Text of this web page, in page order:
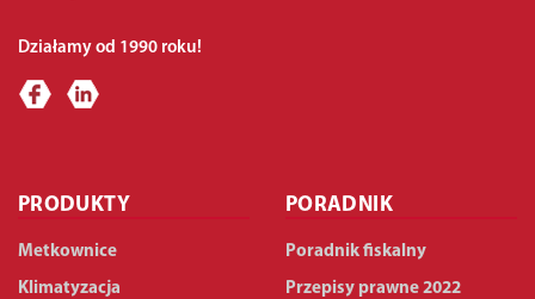
Działamy od 1990 roku!
PRODUKTY
Metkownice
Klimatyzacja
PORADNIK
Poradnik fiskalny
Przepisy prawne 2022